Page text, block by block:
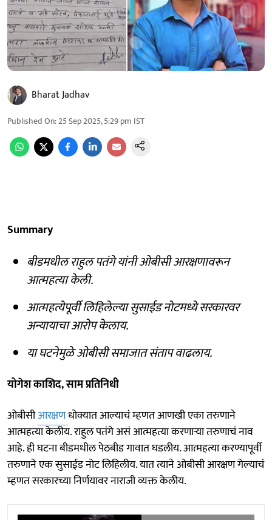
Bharat Jadhav
Published On:25 Sep 2025, 5:29 pm IST
Summary
बीडमधील राहुल पतंगे यांनी ओबीसी आरक्षणावरून
आत्महत्या केली.
आत्महत्येपूर्वी लिहिलेल्या सुसाईड नोटमध्ये सरकारवर
अन्यायाचा आरोप केलाय.
या घटनेमुळे ओबीसी समाजात संताप वाढलाय.
योगेश काशिद, साम प्रतिनिधी
ओबीसीआरक्षणधोक्यात आल्याचं म्हणत आणखी एका तरुणाने
आत्महत्या केलीय. राहुल पतंगे असं आत्महत्या करणाऱ्या तरुणाचं नाव
आहे. ही घटना बीडमधील पेठबीड गावात घडलीय. आत्महत्या करण्यापूर्वी
तरुणाने एक सुसाईड नोट लिहिलीय. यात त्याने ओबीसी आरक्षण गेल्याचं
म्हणत सरकारच्या निर्णयावर नाराजी व्यक्त केलीय.